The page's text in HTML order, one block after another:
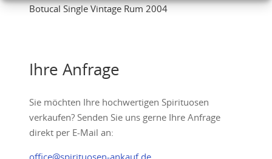
Botucal Single Vintage Rum 2004
Ihre Anfrage
Sie möchten Ihre hochwertigen Spirituosen
verkaufen? Senden Sie uns gerne Ihre Anfrage
direkt per E-Mail an:
office@spirituosen-ankauf.de